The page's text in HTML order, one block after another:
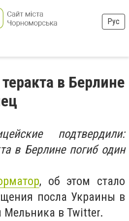
Рус
теракта в Берлине
подтвердили:
в Берлине погиб один
, об этом стало
посла Украины в
Мельника в Twitter.